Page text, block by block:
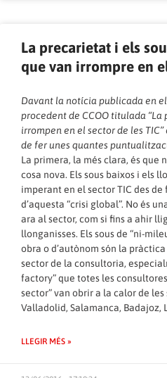
La precarietat i els
que van irrompre en
Davant la notícia publicada en
procedent de CCOO titulada “La
irrompen en el sector de les TIC
de fer unes quantes
La primera, la més clara, és que
cosa nova. Els sous baixos i els
imperant en el sector TIC des
d’aquesta “crisi global”. No és
ara al sector, com si fins a ahir
llonganisses. Els sous de “ni-
obra o d’autònom són la
sector de la consultoria,
factory” que totes les
sector” van obrir a la calor de
Valladolid, Salamanca, Badajoz,
LLEGIR MÉS »